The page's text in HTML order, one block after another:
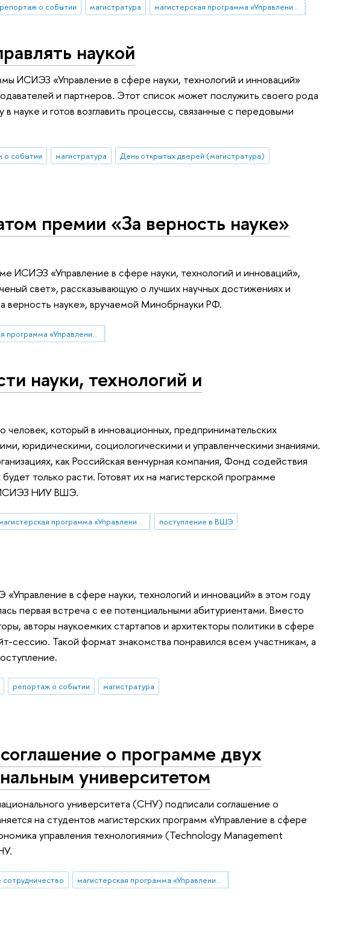
репортаж о событии магистратура магистерская программа «Управление в сфере науки, технологий и инноваций»
наукой
ИСИЭЗ «Управление в сфере науки, технологий и инноваций»
и партнеров. Этот список может послужить своего рода
науке и готов возглавить процессы, связанные с передовыми
о событии магистратура
День открытых дверей (магистратура)
премии «За верность науке»
ИСИЭЗ «Управление в сфере науки, технологий и инноваций»,
свет», рассказывающую о лучших научных достижениях и
верность науке», вручаемой Минобрнауки РФ.
магистерская программа «Управление в сфере науки, технологий и инноваций»
науки, технологий и
человек, который в инновационных, предпринимательских
юридическими, социологическими и управленческими знаниями.
как Российская венчурная компания, Фонд содействия
только расти. Готовят их на магистерской программе
ИСИЭЗ НИУ ВШЭ.
магистерская программа «Управление в сфере науки, технологий и инноваций» поступление в ВШЭ
в сфере науки, технологий и инноваций» в этом году
первая встреча с ее потенциальными абитуриентами. Вместо
авторы наукоемких стартапов и архитекторы политики в сфере
сессию. Такой формат знакомства понравился всем участникам, а
репортаж о событии
магистратура
о программе двух
университетом
университета (СНУ) подписали соглашение о
на студентов магистерских программ «Управление в сфере
управления технологиями» (Technology Management
магистерская программа «Управление в сфере науки, технологий и инноваций»